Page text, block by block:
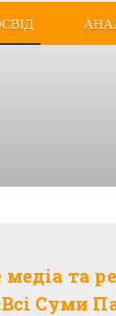
та
Суми